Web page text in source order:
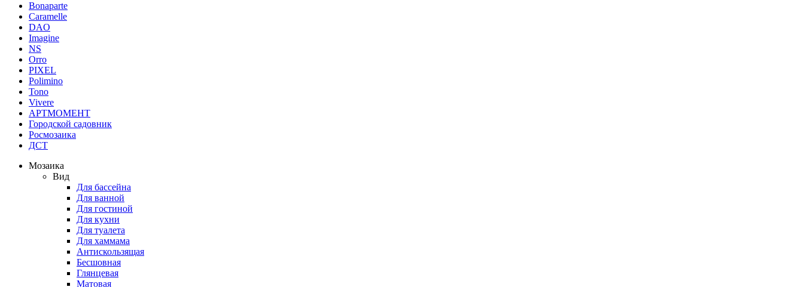
Bonaparte
Caramelle
DAO
Imagine
NS
Orro
PIXEL
Polimino
Tono
Vivere
АРТМОМЕНТ
Городской садовник
Росмозаика
ДСТ
Мозаика
Вид
Для бассейна
Для ванной
Для гостиной
Для кухни
Для туалета
Для хаммама
Антискользящая
Бесшовная
Глянцевая
Матовая